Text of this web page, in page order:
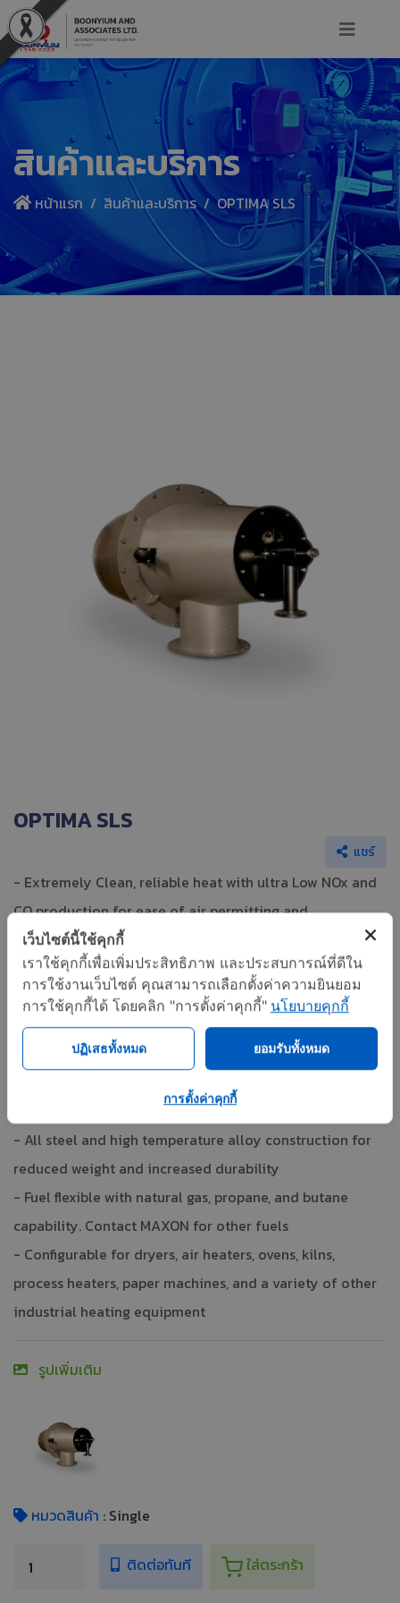
สินค้าและบริการ
หน้าแรก สินค้าและบริการ OPTIMA SLS
OPTIMA SLS
แชร์
- Extremely Clean, reliable heat with ultra Low NOx and
CO production for ease of air permitting and
environmental compliance
- Large capacity heat releases with a compact, robust
flame geometry
- Intelligent ratio control for reliable operation and
optimal fuel efficiency
communication gateway
- All steel and high temperature alloy construction for
reduced weight and increased durability
- Fuel flexible with natural gas, propane, and butane
capability. Contact MAXON for other fuels
- Configurable for dryers, air heaters, ovens, kilns,
process heaters, paper machines, and a variety of other
industrial heating equipment
รูปเพิ่มเติม
หมวดสินค้า : Single
ติดต่อทันที ใส่ตระกร้า
เว็บไซต์นี้ใช้คุกกี้
เราใช้คุกกี้เพื่อเพิ่มประสิทธิภาพ และประสบการณ์ที่ดีใน
การใช้งานเว็บไซต์ คุณสามารถเลือกตั้งค่าความยินยอม
การใช้คุกกี้ได้ โดยคลิก "การตั้งค่าคุกกี้" นโยบายคุกกี้
ปฏิเสธทั้งหมด ยอมรับทั้งหมด
การตั้งค่าคุกกี้